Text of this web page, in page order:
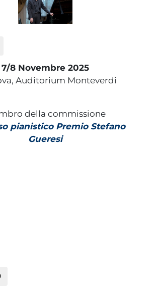
7/8 Novembre 2025
Auditorium Monteverdi
della commissione
pianistico Premio Stefano
Gueresi